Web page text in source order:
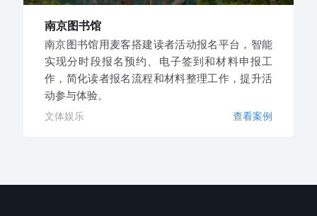
南京图书馆
南京图书馆用麦客搭建读者活动报名平台，智能
实现分时段报名预约、电子签到和材料申报工
作，简化读者报名流程和材料整理工作，提升活
动参与体验。
文体娱乐 查看案例